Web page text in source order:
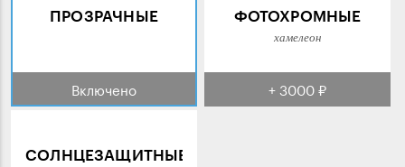
ПРОЗРАЧНЫЕ
Включено
ФОТОХРОМНЫЕ
хамелеон
+ 3000 ₽
СОЛНЦЕЗАЩИТНЫЕ